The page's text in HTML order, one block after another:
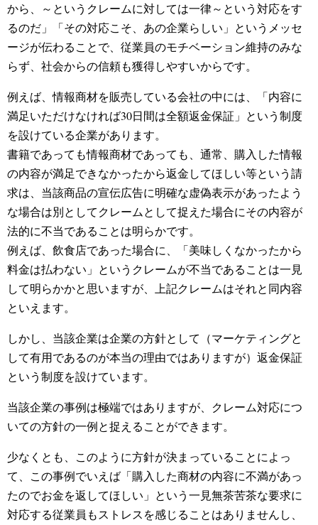
から、～というクレームに対しては一律～という対応をす
るのだ」「その対応こそ、あの企業らしい」というメッセ
ージが伝わることで、従業員のモチベーション維持のみな
らず、社会からの信頼も獲得しやすいからです。
例えば、情報商材を販売している会社の中には、「内容に
満足いただけなければ30日間は全額返金保証」という制度
を設けている企業があります。
書籍であっても情報商材であっても、通常、購入した情報
の内容が満足できなかったから返金してほしい等という請
求は、当該商品の宣伝広告に明確な虚偽表示があったよう
な場合は別としてクレームとして捉えた場合にその内容が
法的に不当であることは明らかです。
例えば、飲食店であった場合に、「美味しくなかったから
料金は払わない」というクレームが不当であることは一見
して明らかかと思いますが、上記クレームはそれと同内容
といえます。
しかし、当該企業は企業の方針として（マーケティングと
して有用であるのが本当の理由ではありますが）返金保証
という制度を設けています。
当該企業の事例は極端ではありますが、クレーム対応につ
いての方針の一例と捉えることができます。
少なくとも、このように方針が決まっていることによっ
て、この事例でいえば「購入した商材の内容に不満があっ
たのでお金を返してほしい」という一見無茶苦茶な要求に
対応する従業員もストレスを感じることはありませんし、